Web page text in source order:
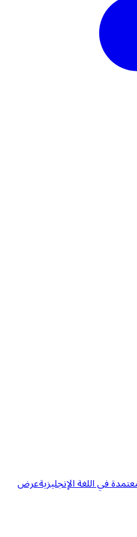
في اللغة الإنجليزيةعرض